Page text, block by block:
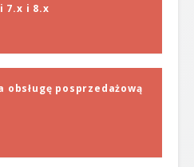
7.x i 8.x
obsługę posprzedażową